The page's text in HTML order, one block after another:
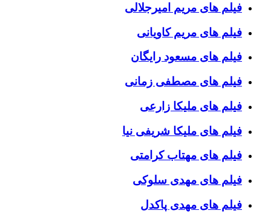
فیلم های مریم امیرجلالی
فیلم های مریم کاویانی
فیلم های مسعود رایگان
فیلم های مصطفی زمانی
فیلم های ملیکا زارعی
فیلم های ملیکا شریفی نیا
فیلم های مهتاب کرامتی
فیلم های مهدی سلوکی
فیلم های مهدی پاکدل